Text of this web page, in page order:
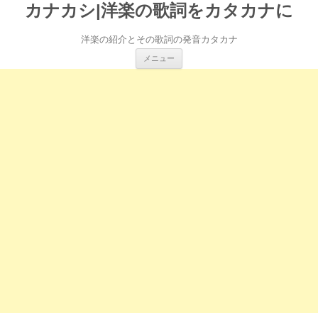
カナカシ|洋楽の歌詞をカタカナに
洋楽の紹介とその歌詞の発音カタカナ
メニュー